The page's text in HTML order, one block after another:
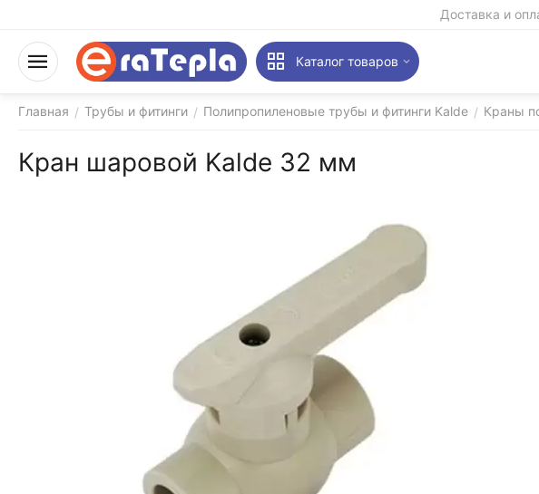
Доставка и
Каталог товаров
Главная / Трубы и фитинги / Полипропиленовые трубы и фитинги Kalde / Краны
Кран шаровой Kalde 32 мм